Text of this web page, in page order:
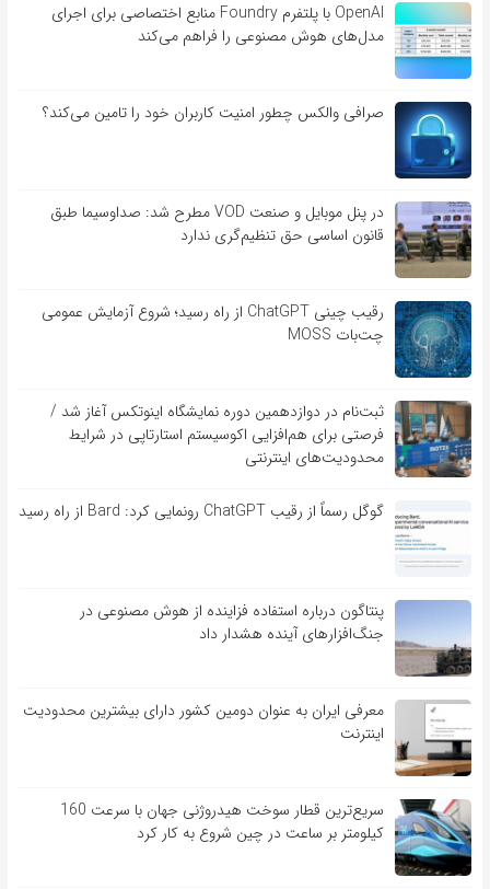
OpenAI با پلتفرم Foundry منابع اختصاصی برای اجرای
مدل‌های هوش مصنوعی را فراهم می‌کند
صرافی والکس چطور امنیت کاربران خود را تامین می‌کند؟
در پنل موبایل و صنعت VOD مطرح شد: صداوسیما طبق
قانون اساسی حق تنظیم‌گری ندارد
رقیب چینی ChatGPT از راه رسید؛ شروع آزمایش عمومی
چت‌بات MOSS
ثبت‌نام در دوازدهمین دوره نمایشگاه اینوتکس آغاز شد /
فرصتی برای هم‌افزایی اکوسیستم استارتاپی در شرایط
محدودیت‌های اینترنتی
گوگل رسماً از رقیب ChatGPT رونمایی کرد: Bard از راه رسید
پنتاگون درباره استفاده فزاینده از هوش مصنوعی در
جنگ‌افزارهای آینده هشدار داد
معرفی ایران به عنوان دومین کشور دارای بیشترین محدودیت
اینترنت
سریع‌ترین قطار سوخت هیدروژنی جهان با سرعت 160
کیلومتر بر ساعت در چین شروع به کار کرد